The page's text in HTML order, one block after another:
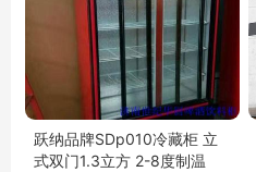
跃纳品牌SDp010冷藏柜 立
式双门1.3立方 2-8度制温